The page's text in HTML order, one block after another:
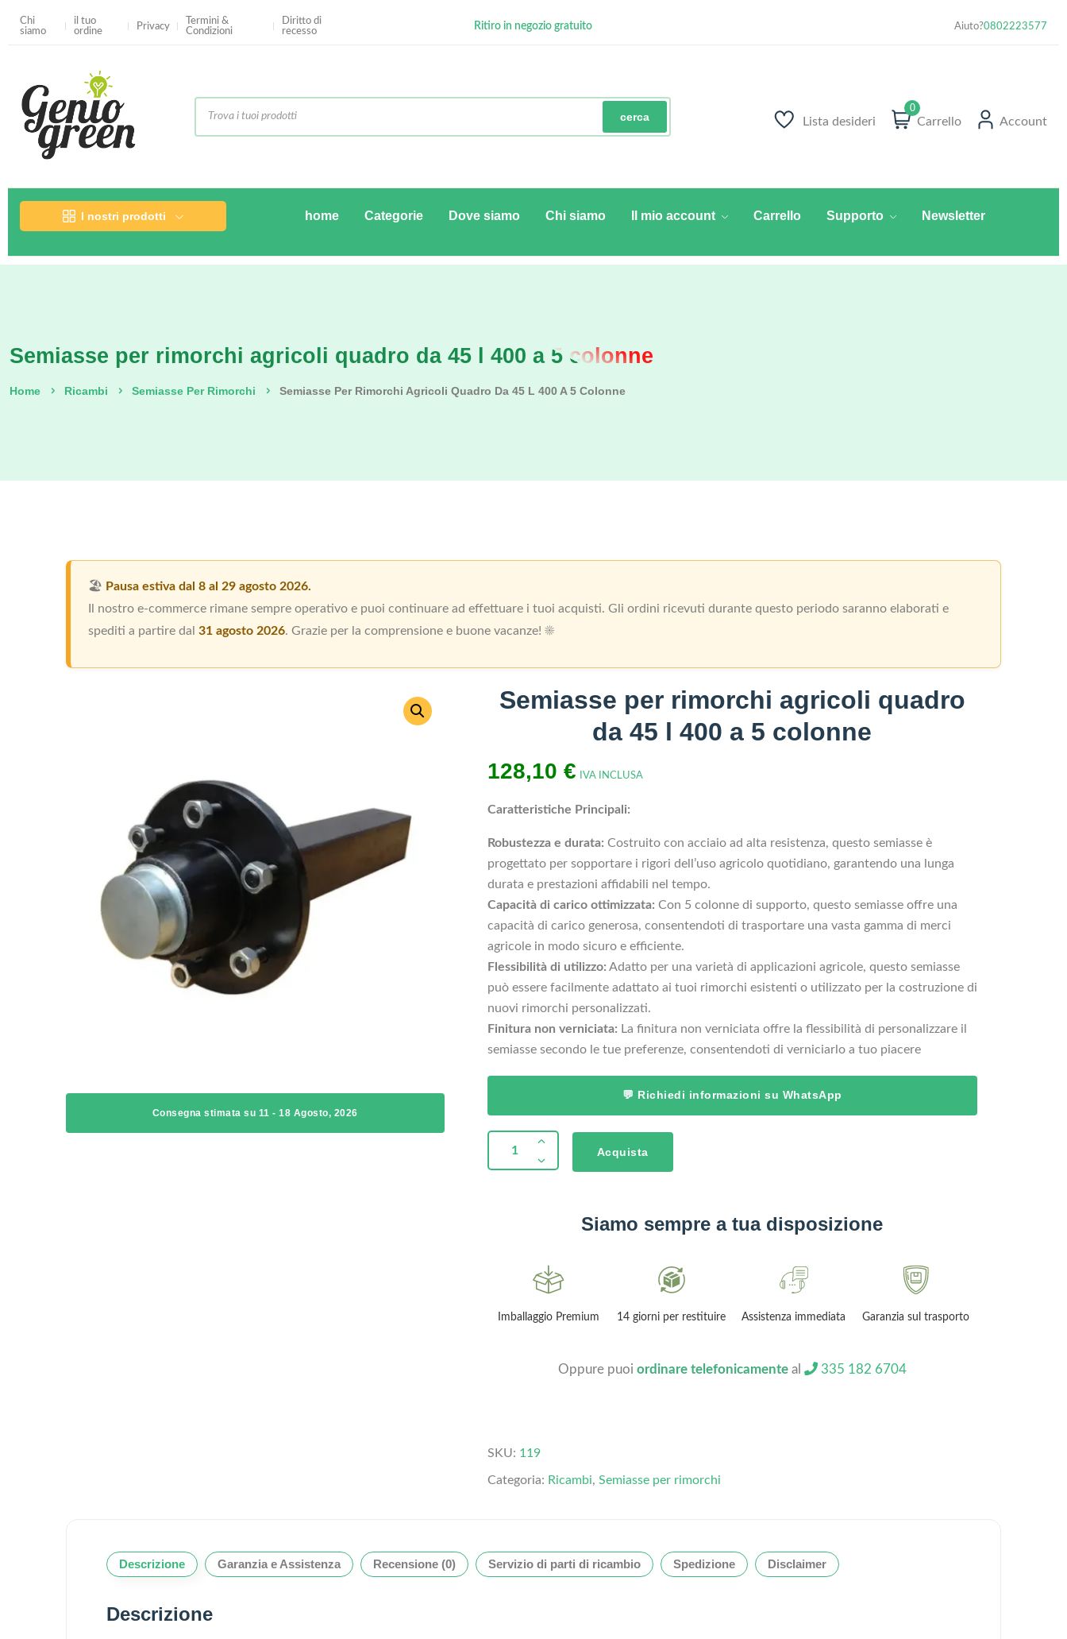
Chi
siamo
il tuo
ordine
Privacy
Termini &
Condizioni
Diritto di
recesso
Ritiro in negozio gratuito
Aiuto?0802223577
cerca Lista desideri
0
Carrello Account
I nostri prodotti home Categorie Dove siamo Chi siamo Il mio account Carrello Supporto Newsletter
Semiasse per rimorchi agricoli quadro da 45 l 400 a 5 colonne
Home Ricambi Semiasse Per Rimorchi Semiasse Per Rimorchi Agricoli Quadro Da 45 L 400 A 5 Colonne
🏖️ Pausa estiva dal 8 al 29 agosto 2026.
Il nostro e-commerce rimane sempre operativo e puoi continuare ad effettuare i tuoi acquisti. Gli ordini ricevuti durante questo periodo saranno elaborati e
spediti a partire dal 31 agosto 2026. Grazie per la comprensione e buone vacanze! ☀️
Consegna stimata su 11 - 18 Agosto, 2026
Semiasse per rimorchi agricoli quadro
da 45 l 400 a 5 colonne
128,10 € IVA INCLUSA
Caratteristiche Principali:
Robustezza e durata: Costruito con acciaio ad alta resistenza, questo semiasse è
progettato per sopportare i rigori dell’uso agricolo quotidiano, garantendo una lunga
durata e prestazioni affidabili nel tempo.
Capacità di carico ottimizzata: Con 5 colonne di supporto, questo semiasse offre una
capacità di carico generosa, consentendoti di trasportare una vasta gamma di merci
agricole in modo sicuro e efficiente.
Flessibilità di utilizzo: Adatto per una varietà di applicazioni agricole, questo semiasse
può essere facilmente adattato ai tuoi rimorchi esistenti o utilizzato per la costruzione di
nuovi rimorchi personalizzati.
Finitura non verniciata: La finitura non verniciata offre la flessibilità di personalizzare il
semiasse secondo le tue preferenze, consentendoti di verniciarlo a tuo piacere
💬 Richiedi informazioni su WhatsApp
Acquista
Siamo sempre a tua disposizione
Imballaggio Premium 14 giorni per restituire Assistenza immediata Garanzia sul trasporto
Oppure puoi ordinare telefonicamenteal 335 182 6704
SKU: 119
Categoria: Ricambi, Semiasse per rimorchi
Descrizione Garanzia e Assistenza Recensione (0) Servizio di parti di ricambio Spedizione Disclaimer
Descrizione